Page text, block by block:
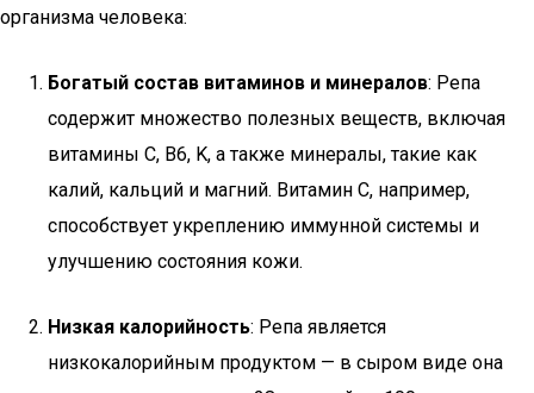
организма человека:
Богатый состав витаминов и минералов: Репа
содержит множество полезных веществ, включая
витамины C, B6, K, а также минералы, такие как
калий, кальций и магний. Витамин C, например,
способствует укреплению иммунной системы и
улучшению состояния кожи.
Низкая калорийность: Репа является
низкокалорийным продуктом — в сыром виде она